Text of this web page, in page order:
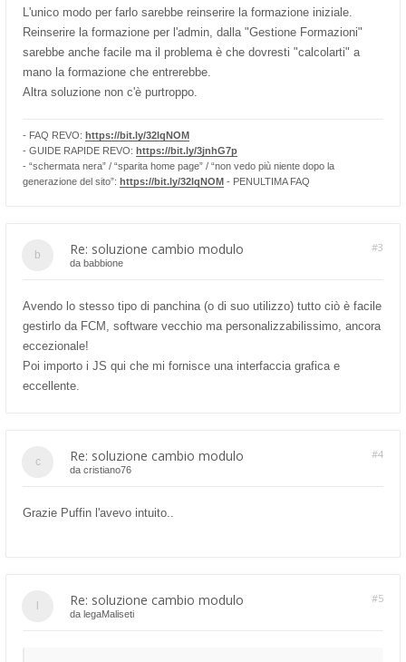
L'unico modo per farlo sarebbe reinserire la formazione iniziale.
Reinserire la formazione per l'admin, dalla "Gestione Formazioni"
sarebbe anche facile ma il problema è che dovresti "calcolarti" a
mano la formazione che entrerebbe.
Altra soluzione non c'è purtroppo.
- FAQ REVO: https://bit.ly/32lqNOM
- GUIDE RAPIDE REVO: https://bit.ly/3jnhG7p
- “schermata nera” / “sparita home page” / “non vedo più niente dopo la
generazione del sito”: https://bit.ly/32lqNOM - PENULTIMA FAQ
Re: soluzione cambio modulo #3
da babbione
Avendo lo stesso tipo di panchina (o di suo utilizzo) tutto ciò è facile
gestirlo da FCM, software vecchio ma personalizzabilissimo, ancora
eccezionale!
Poi importo i JS qui che mi fornisce una interfaccia grafica e
eccellente.
Re: soluzione cambio modulo #4
da cristiano76
Grazie Puffin l'avevo intuito..
Re: soluzione cambio modulo #5
da legaMaliseti